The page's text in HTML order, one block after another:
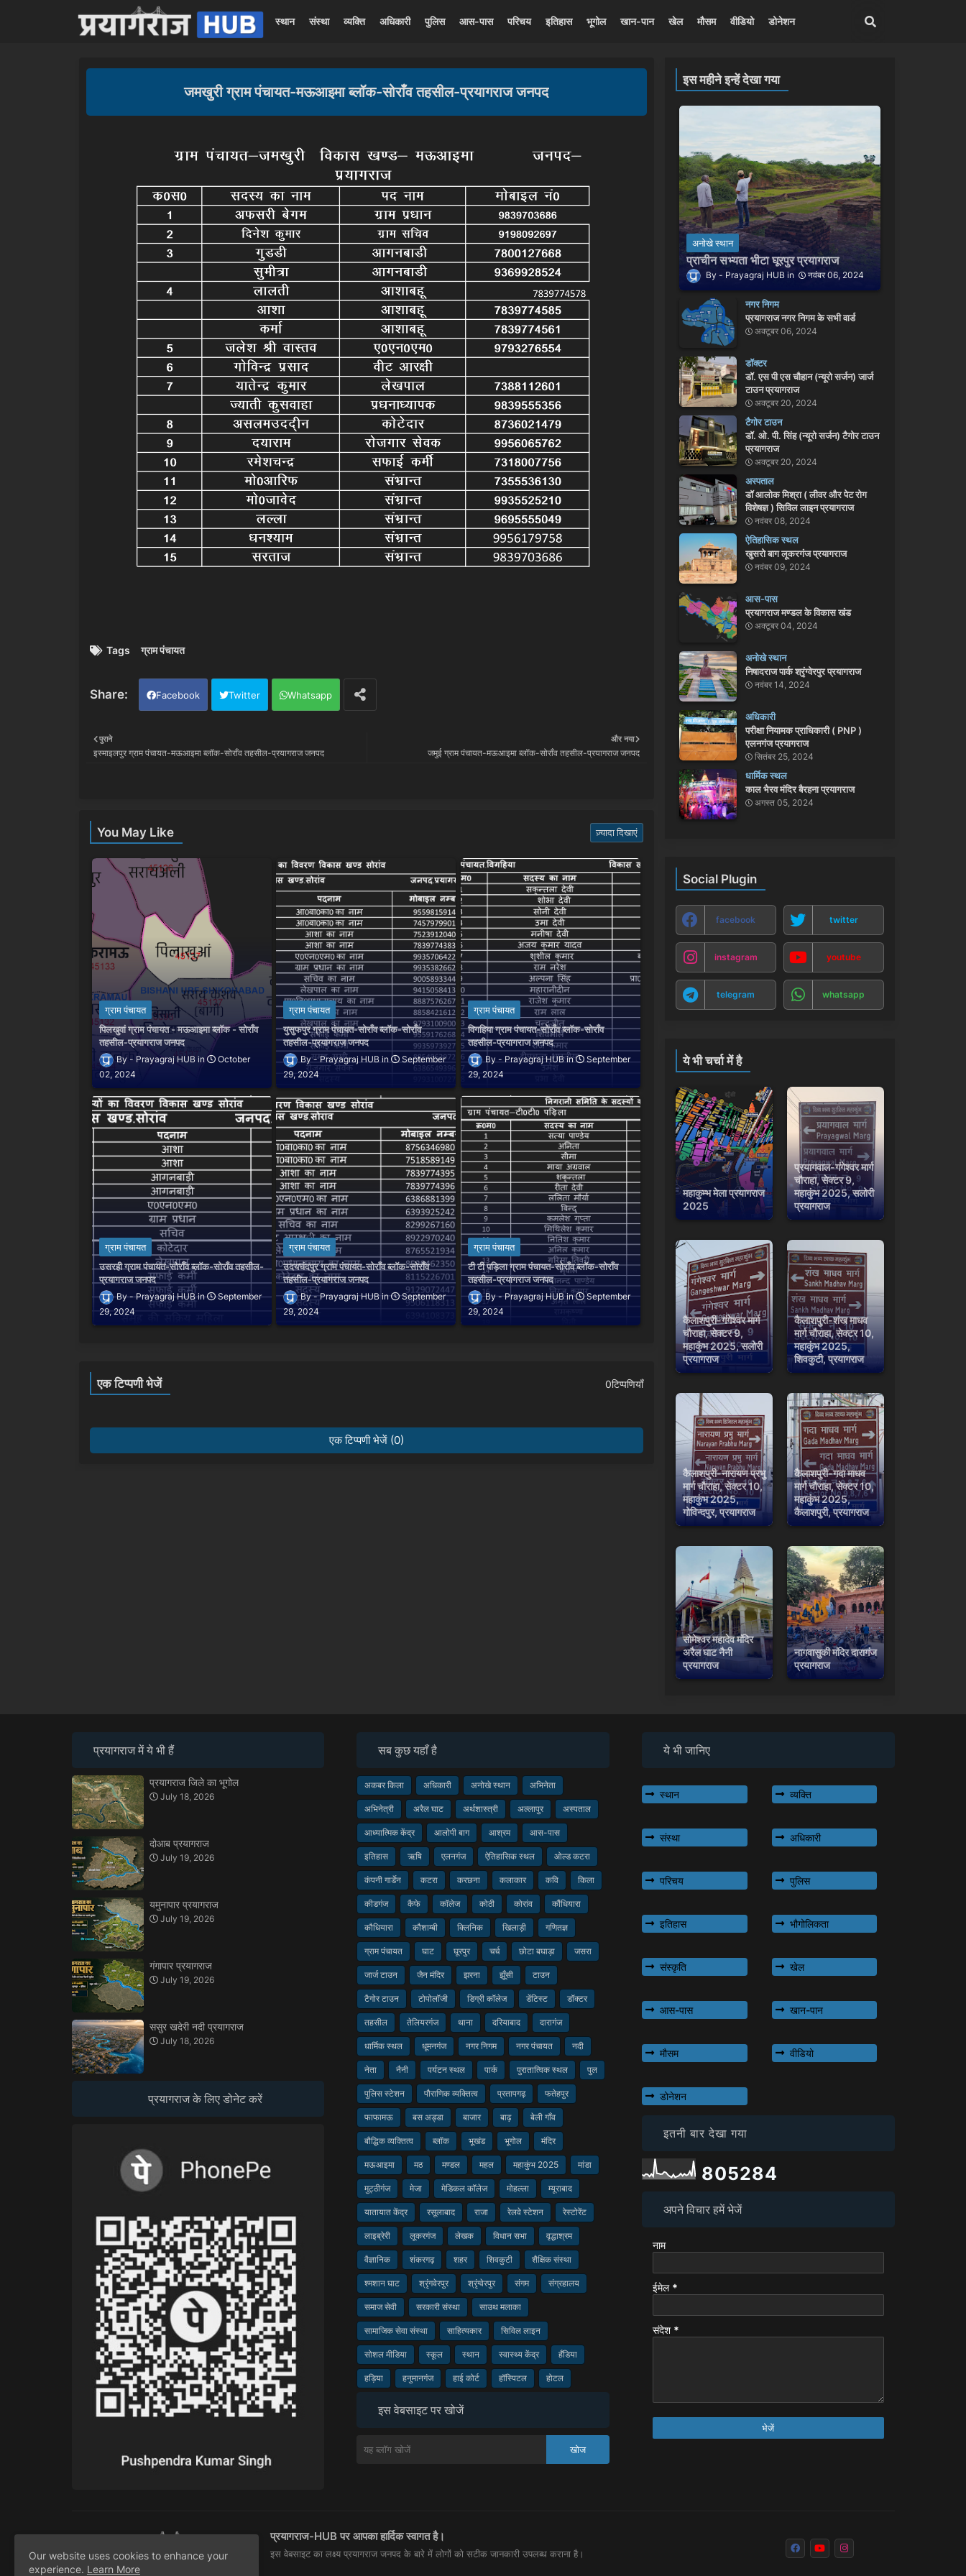
स्थान संस्था व्यक्ति अधिकारी पुलिस आस-पास परिचय इतिहास भूगोल खान-पान खेल मौसम वीडियो डोनेशन
जमखुरी ग्राम पंचायत-मऊआइमा ब्लॉक-सोराँव तहसील-प्रयागराज जनपद
Tags ग्राम पंचायत
Facebook Twitter Whatsapp
और नया
जमुई ग्राम पंचायत-मऊआइमा ब्लॉक-सोराँव तहसील-प्रयागराज जनपद
पुराने
इस्माइलपुर ग्राम पंचायत-मऊआइमा ब्लॉक-सोराँव तहसील-प्रयागराज जनपद
You May Like ज़्यादा दिखाएं
ग्राम पंचायत
पिलखुवां ग्राम पंचायत - मऊआइमा ब्लॉक - सोराँव
तहसील-प्रयागराज जनपद
Prayagraj HUB
October
02, 2024
ग्राम पंचायत
युसुफपुर ग्राम पंचायत-सोराँव ब्लॉक-सोराँव
तहसील-प्रयागराज जनपद
Prayagraj HUB
September
29, 2024
ग्राम पंचायत
विगहिया ग्राम पंचायत-सोराँव ब्लॉक-सोराँव
तहसील-प्रयागराज जनपद
Prayagraj HUB
September
29, 2024
ग्राम पंचायत
उसरही ग्राम पंचायत-सोराँव ब्लॉक-सोराँव तहसील-
प्रयागराज जनपद
Prayagraj HUB
September
29, 2024
ग्राम पंचायत
उदयचंदपुर ग्राम पंचायत-सोराँव ब्लॉक-सोराँव
तहसील-प्रयागराज जनपद
Prayagraj HUB
September
29, 2024
ग्राम पंचायत
टी टी पड़िला ग्राम पंचायत-सोराँव ब्लॉक-सोराँव
तहसील-प्रयागराज जनपद
Prayagraj HUB
September
29, 2024
एक टिप्पणी भेजें 0टिप्पणियाँ
एक टिप्पणी भेजें (0)
इस महीने इन्हें देखा गया
अनोखे स्थान
प्राचीन सभ्यता भीटा घूरपुर प्रयागराज
Prayagraj HUB नवंबर 06, 2024
नगर निगम
प्रयागराज नगर निगम के सभी वार्ड
अक्टूबर 06, 2024
डॉक्टर
डॉ. एस पी एस चौहान (न्यूरो सर्जन) जार्ज
टाउन प्रयागराज
अक्टूबर 20, 2024
टैगोर टाउन
डॉ. ओ. पी. सिंह (न्यूरो सर्जन) टैगोर टाउन
प्रयागराज
अक्टूबर 20, 2024
अस्पताल
डॉ आलोक मिश्रा ( लीवर और पेट रोग
विशेषज्ञ ) सिविल लाइन प्रयागराज
नवंबर 08, 2024
ऐतिहासिक स्थल
खुसरो बाग लूकरगंज प्रयागराज
नवंबर 09, 2024
आस-पास
प्रयागराज मण्डल के विकास खंड
अक्टूबर 04, 2024
अनोखे स्थान
निषादराज पार्क श्रृंग्वेरपुर प्रयागराज
नवंबर 14, 2024
अधिकारी
परीक्षा नियामक प्राधिकारी ( PNP )
एलनगंज प्रयागराज
सितंबर 25, 2024
धार्मिक स्थल
काल भैरव मंदिर बैरहना प्रयागराज
अगस्त 05, 2024
Social Plugin
facebook twitter
instagram youtube
telegram whatsapp
ये भी चर्चा में है
महाकुम्भ मेला प्रयागराज
2025
प्रयागवाल-गंगेश्वर मार्ग
चौराहा, सेक्टर 9,
महाकुंभ 2025, सलोरी
प्रयागराज
कैलाशपुरी-गंगेश्वर मार्ग
चौराहा, सेक्टर 9,
महाकुंभ 2025, सलोरी
प्रयागराज
कैलाशपुरी-शंख माधव
मार्ग चौराहा, सेक्टर 10,
महाकुंभ 2025,
शिवकुटी, प्रयागराज
कैलाशपुरी-नारायण प्रभु
मार्ग चौराहा, सेक्टर 10,
महाकुंभ 2025,
गोविन्दपुर, प्रयागराज
कैलाशपुरी-गदा माधव
मार्ग चौराहा, सेक्टर 10,
महाकुंभ 2025,
कैलाशपुरी, प्रयागराज
सोमेश्वर महादेव मंदिर
अरैल घाट नैनी
प्रयागराज
नागवासुकी मंदिर दारागंज
प्रयागराज
प्रयागराज में ये भी हैं
प्रयागराज जिले का भूगोल
July 18, 2026
दोआब प्रयागराज
July 19, 2026
यमुनापार प्रयागराज
July 19, 2026
गंगापार प्रयागराज
July 19, 2026
ससुर खदेरी नदी प्रयागराज
July 18, 2026
प्रयागराज के लिए डोनेट करें
सब कुछ यहाँ है
अकबर किला अधिकारी अनोखे स्थान अभिनेता
अभिनेत्री अरैल घाट अर्थशास्त्री अल्लापुर अस्पताल
आध्यात्मिक केंद्र आलोपी बाग आश्रम आस-पास
इतिहास ऋषि एलनगंज ऐतिहासिक स्थल ओल्ड कटरा
कंपनी गार्डेन कटरा करछना कलाकार कवि किला
कीडगंज कैफे कॉलेज कोठी कोरांव कौंधियारा
कौधियारा कौशाम्बी क्लिनिक खिलाड़ी गणितज्ञ
ग्राम पंचायत घाट घूरपुर चर्च छोटा बघाड़ा जसरा
जार्ज टाउन जैन मंदिर झरना झूँसी टाउन
टैगोर टाउन टोपोलॉजी डिग्री कॉलेज डेंटिस्ट डॉक्टर
तहसील तेलियरगंज थाना दरियाबाद दारागंज
धार्मिक स्थल धूमनगंज नगर निगम नगर पंचायत नदी
नेता नैनी पर्यटन स्थल पार्क पुरातात्विक स्थल पुल
पुलिस स्टेशन पौराणिक व्यक्तित्व प्रतापगढ़ फतेहपुर
फाफामऊ बस अड्डा बाजार बाढ़ बेली गाँव
बौद्धिक व्यक्तित्व ब्लॉक भूखंड भूगोल मंदिर
मऊआइमा मठ मण्डल महल महाकुंभ 2025 मांडा
मुट्ठीगंज मेजा मेडिकल कॉलेज मोहल्ला म्यूराबाद
यातायात केंद्र रसूलाबाद राजा रेलवे स्टेशन रेस्टोरेंट
लाइब्रेरी लूकरगंज लेखक विधान सभा वृद्धाश्रम
वैज्ञानिक शंकरगढ़ शहर शिवकुटी शैक्षिक संस्था
श्मशान घाट श्रृंगवेरपुर श्रृंग्वेरपुर संगम संग्रहालय
समाज सेवी सरकारी संस्था साउथ मलाका
सामाजिक सेवा संस्था साहित्यकार सिविल लाइन
सोशल मीडिया स्कूल स्थान स्वास्थ्य केंद्र हँडिया
हड़िया हनुमानगंज हाई कोर्ट हॉस्पिटल होटल
इस वेबसाइट पर खोजें
ये भी जानिए
स्थान व्यक्ति
संस्था अधिकारी
परिचय पुलिस
इतिहास भौगोलिकता
संस्कृति खेल
आस-पास खान-पान
मौसम वीडियो
डोनेशन
इतनी बार देखा गया
805284
अपने विचार हमें भेजें
नाम
ईमेल *
संदेश *
प्रयागराज-HUB पर आपका हार्दिक स्वागत है।
इस वेबसाइट का लक्ष्य प्रयागराज जनपद के बारे में लोगों को सटीक जानकारी उपलब्ध कराना है।
Our website uses cookies to enhance your
experience. Learn More